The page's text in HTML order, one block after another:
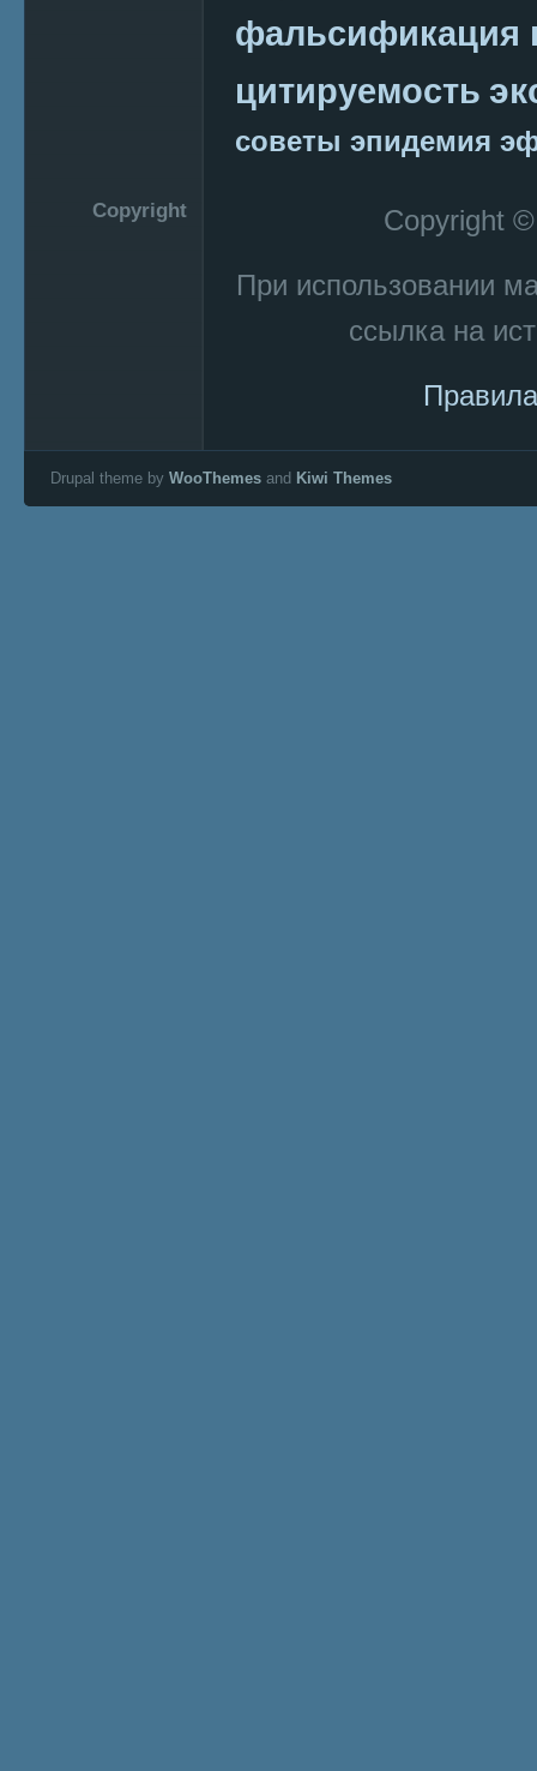
фальсификация
цитируемость
советы эпидемия
Copyright
Copyright
При использовании
ссылка на
Drupal theme by WooThemes and Kiwi Themes